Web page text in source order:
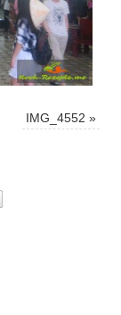
IMG_4552 »